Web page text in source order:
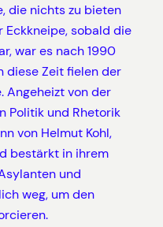
die nichts zu bieten
sobald die
war es nach 1990
diese Zeit fielen der
Angeheizt von der
Politik und Rhetorik
von Helmut Kohl,
bestärkt in ihrem
und
weg, um den